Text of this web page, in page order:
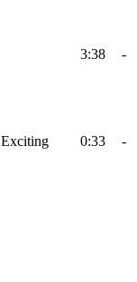
3:38 -
0:33 -